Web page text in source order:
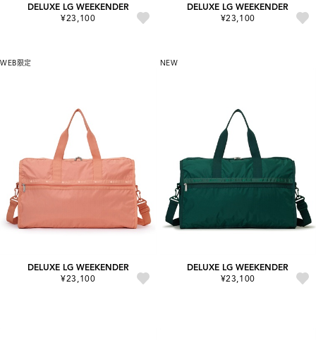
DELUXE LG WEEKENDER
¥23,100
DELUXE LG WEEKENDER
¥23,100
WEB限定
DELUXE LG WEEKENDER
¥23,100
NEW
DELUXE LG WEEKENDER
¥23,100